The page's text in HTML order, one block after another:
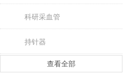
科研采血管
持针器
查看全部